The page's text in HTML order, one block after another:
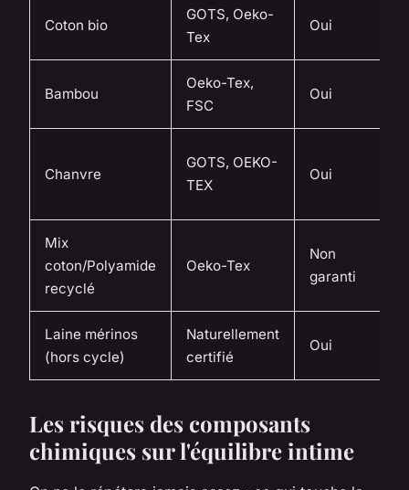
Coton bio
GOTS, Oeko-
Tex
Oui
Bambou
Oeko-Tex,
FSC
Oui
Chanvre
GOTS, OEKO-
TEX
Oui
Mix
coton/Polyamide
recyclé
Oeko-Tex
Non
garanti
Laine mérinos
(hors cycle)
Naturellement
certifié
Oui
Les risques des composants
chimiques sur l'équilibre intime